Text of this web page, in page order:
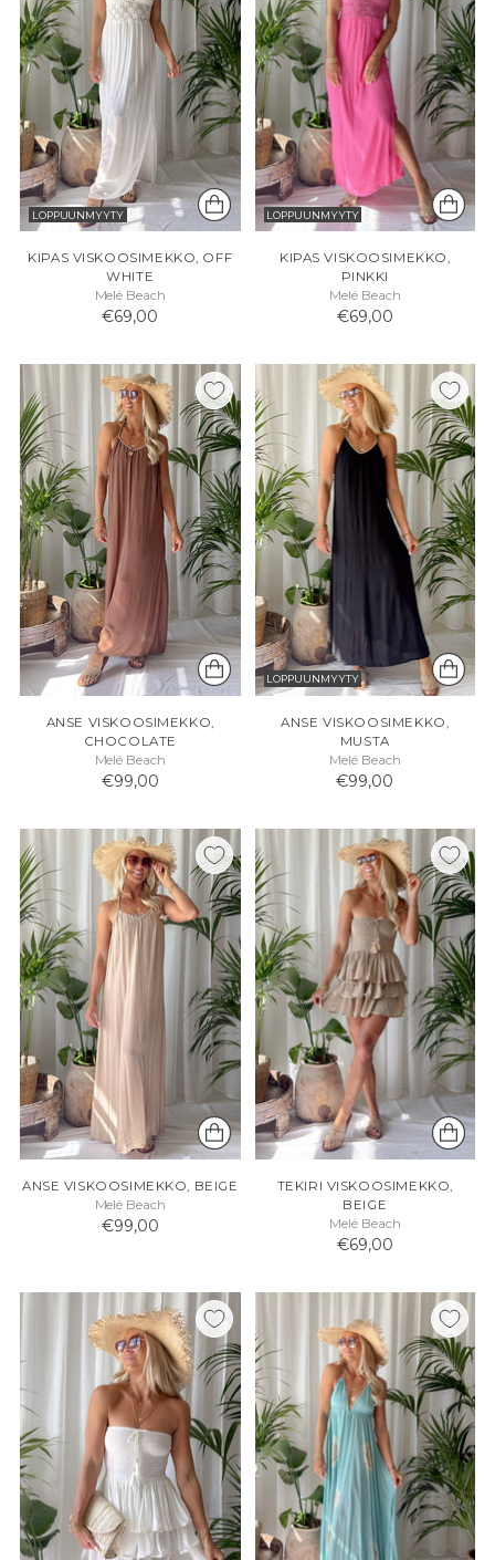
LOPPUUNMYYTY
KIPAS VISKOOSIMEKKO, OFF
WHITE
Melé Beach
€69,00
LOPPUUNMYYTY
KIPAS VISKOOSIMEKKO,
PINKKI
Melé Beach
€69,00
ANSE VISKOOSIMEKKO,
CHOCOLATE
Melé Beach
€99,00
LOPPUUNMYYTY
ANSE VISKOOSIMEKKO,
MUSTA
Melé Beach
€99,00
ANSE VISKOOSIMEKKO, BEIGE
Melé Beach
€99,00
TEKIRI VISKOOSIMEKKO,
BEIGE
Melé Beach
€69,00